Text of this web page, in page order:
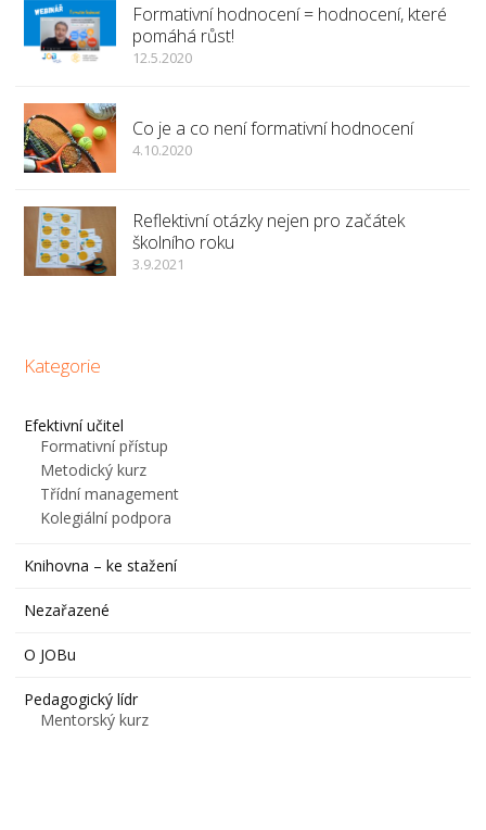
Formativní hodnocení = hodnocení, které
pomáhá růst!
12.5.2020
Co je a co není formativní hodnocení
4.10.2020
Reflektivní otázky nejen pro začátek
školního roku
3.9.2021
Kategorie
Efektivní učitel
Formativní přístup
Metodický kurz
Třídní management
Kolegiální podpora
Knihovna – ke stažení
Nezařazené
O JOBu
Pedagogický lídr
Mentorský kurz